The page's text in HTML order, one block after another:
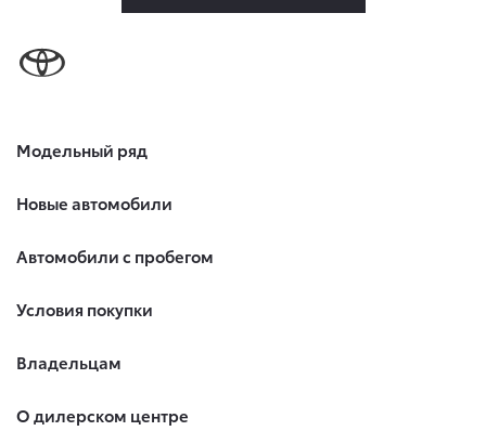
Модельный ряд
Новые автомобили
Автомобили с пробегом
Условия покупки
Владельцам
О дилерском центре